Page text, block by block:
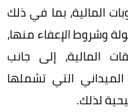
المالية، بما في ذلك
وشروط الإعفاء منها،
المالية، إلى جانب
التي تشملها
لذلك.